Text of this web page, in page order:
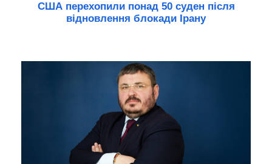
США перехопили понад 50 суден після
відновлення блокади Ірану